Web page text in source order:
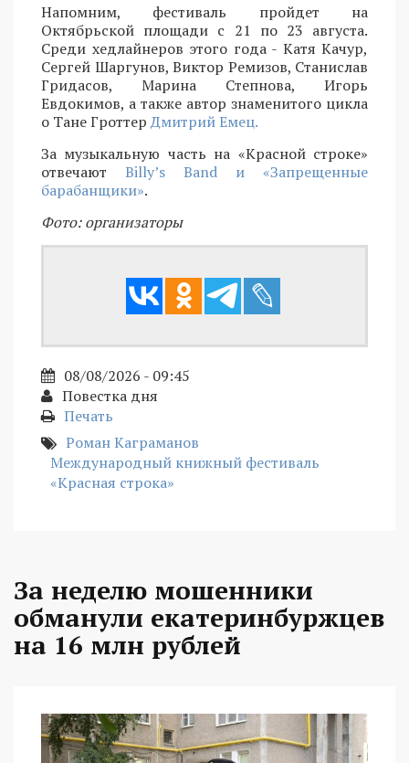
Напомним, фестиваль пройдет на
Октябрьской площади с 21 по 23 августа.
Среди хедлайнеров этого года - Катя Качур,
Сергей Шаргунов, Виктор Ремизов, Станислав
Гридасов, Марина Степнова, Игорь
Евдокимов, а также автор знаменитого цикла
о Тане ГроттерДмитрий Емец.
За музыкальную часть на «Красной строке»
отвечают Billy’s Band и «Запрещенные
барабанщики».
Фото: организаторы
08/08/2026 - 09:45
Повестка дня
Печать
Роман Каграманов
Международный книжный фестиваль
«Красная строка»
За неделю мошенники
обманули екатеринбуржцев
на 16 млн рублей